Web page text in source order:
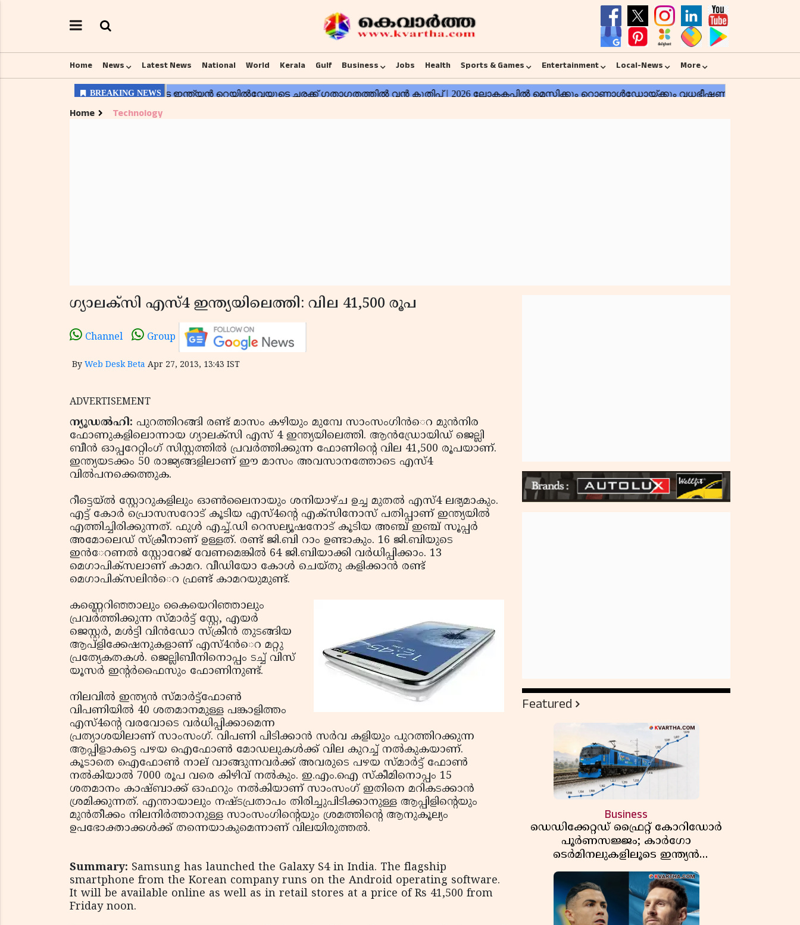
Home News Latest News National World Kerala Gulf Business Jobs Health Sports & Games Entertainment Local-News More
Home Technology
ഗ്യാലക്സി എസ്4 ഇന്ത്യയിലെത്തി: വില 41,500 രൂപ
Channel Group
By Web Desk Beta Apr 27, 2013, 13:43 IST
ADVERTISEMENT
ന്യൂഡല്‍ഹി: പുറത്തിറങ്ങി രണ്ട് മാസം കഴിയും മുമ്പേ സാംസംഗിന്‍െറ മുന്‍നിര
ഫോണുകളിലൊന്നായ ഗ്യാലക്സി എസ് 4 ഇന്ത്യയിലെത്തി. ആന്‍ഡ്രോയിഡ് ജെല്ലി
ബീന്‍ ഓപ്പറേറ്റിംഗ് സിസ്റ്റത്തില്‍ പ്രവര്‍ത്തിക്കുന്ന ഫോണിന്റെ വില 41,500 രൂപയാണ്.
ഇന്ത്യയടക്കം 50 രാജ്യങ്ങളിലാണ് ഈ മാസം അവസാനത്തോടെ എസ്4
വില്‍പനക്കെത്തുക.
റീട്ടെയ്ല്‍ സ്റ്റോറുകളിലും ഓണ്‍ലൈനായും ശനിയാഴ്ച ഉച്ച മുതല്‍ എസ്4 ലഭ്യമാകും.
എട്ട് കോര്‍ പ്രൊസസറോട് കൂടിയ എസ്4ന്റെ എക്സിനോസ് പതിപ്പാണ് ഇന്ത്യയില്‍
എത്തിച്ചിരിക്കുന്നത്. ഫുള്‍ എച്ച്.ഡി റെസല്യൂഷനോട് കൂടിയ അഞ്ച് ഇഞ്ച് സൂപ്പര്‍
അമോലെഡ് സ്ക്രീനാണ് ഉള്ളത്. രണ്ട് ജി.ബി റാം ഉണ്ടാകും. 16 ജി.ബിയുടെ
ഇന്‍േറണല്‍ സ്റ്റോറേജ് വേണമെങ്കില്‍ 64 ജി.ബിയാക്കി വര്‍ധിപ്പിക്കാം. 13
മെഗാപിക്സലാണ് കാമറ. വീഡിയോ കോള്‍ ചെയ്തു കളിക്കാന്‍ രണ്ട്
മെഗാപിക്സലിന്‍െറ ഫ്രണ്ട് കാമറയുമുണ്ട്.
കണ്ണെറിഞ്ഞാലും കൈയെറിഞ്ഞാലും
പ്രവര്‍ത്തിക്കുന്ന സ്മാര്‍ട്ട് സ്റ്റേ, എയര്‍
ജെസ്റ്റര്‍, മള്‍ട്ടി വിന്‍ഡോ സ്ക്രീന്‍ തുടങ്ങിയ
ആപ്ളിക്കേഷനുകളാണ് എസ്4ന്‍െറ മറ്റു
പ്രത്യേകതകള്‍. ജെല്ലിബീനിനൊപ്പം ടച്ച് വിസ്
യൂസര്‍ ഇന്‍റര്‍ഫൈസും ഫോണിനുണ്ട്.
നിലവില്‍ ഇന്ത്യന്‍ സ്മാര്‍ട്ട്ഫോണ്‍
വിപണിയില്‍ 40 ശതമാനമുള്ള പങ്കാളിത്തം
എസ്4ന്റെ വരവോടെ വര്‍ധിപ്പിക്കാമെന്ന
പ്രത്യാശയിലാണ് സാംസംഗ്. വിപണി പിടിക്കാന്‍ സര്‍വ കളിയും പുറത്തിറക്കുന്ന
ആപ്പിളാകട്ടെ പഴയ ഐഫോണ്‍ മോഡലുകള്‍ക്ക് വില കുറച്ച് നല്‍കുകയാണ്.
കൂടാതെ ഐഫോണ്‍ നാല് വാങ്ങുന്നവര്‍ക്ക് അവരുടെ പഴയ സ്മാര്‍ട്ട് ഫോണ്‍
നല്‍കിയാല്‍ 7000 രൂപ വരെ കിഴിവ് നല്‍കും. ഇ.എം.ഐ സ്കീമിനൊപ്പം 15
ശതമാനം കാഷ്ബാക്ക് ഓഫറും നല്‍കിയാണ് സാംസംഗ് ഇതിനെ മറികടക്കാന്‍
ശ്രമിക്കുന്നത്. എന്തായാലും നഷ്ടപ്രതാപം തിരിച്ചുപിടിക്കാനുള്ള ആപ്പിളിന്റെയും
മുന്‍തീക്കം നിലനിര്‍ത്താനുള്ള സാംസംഗിന്റെയും ശ്രമത്തിന്റെ ആനുകൂല്യം
ഉപഭോക്താക്കള്‍ക്ക് തന്നെയാകുമെന്നാണ് വിലയിരുത്തല്‍.
Summary: Samsung has launched the Galaxy S4 in India. The flagship
smartphone from the Korean company runs on the Android operating software.
It will be available online as well as in retail stores at a price of Rs 41,500 from
Friday noon.
Featured
Business
ഡെഡിക്കേറ്റഡ് ഫ്രൈറ്റ് കോറിഡോർ
പൂർണസജ്ജം; കാർഗോ
ടെർമിനലുകളിലൂടെ ഇന്ത്യൻ
റെയിൽവേയുടെ ചരക്ക് ഗതാഗതത്തിൽ
വൻ കുതിപ്പ്